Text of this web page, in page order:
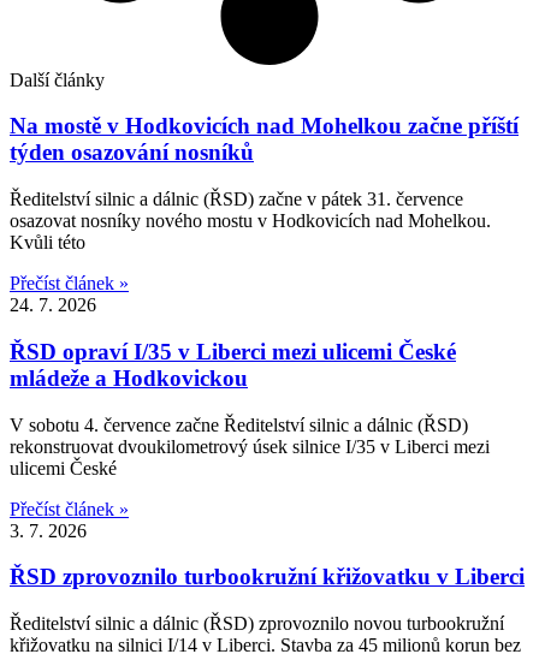
Další články
Na mostě v Hodkovicích nad Mohelkou začne příští
týden osazování nosníků
Ředitelství silnic a dálnic (ŘSD) začne v pátek 31. července
osazovat nosníky nového mostu v Hodkovicích nad Mohelkou.
Kvůli této
Přečíst článek »
24. 7. 2026
ŘSD opraví I/35 v Liberci mezi ulicemi České
mládeže a Hodkovickou
V sobotu 4. července začne Ředitelství silnic a dálnic (ŘSD)
rekonstruovat dvoukilometrový úsek silnice I/35 v Liberci mezi
ulicemi České
Přečíst článek »
3. 7. 2026
ŘSD zprovoznilo turbookružní křižovatku v Liberci
Ředitelství silnic a dálnic (ŘSD) zprovoznilo novou turbookružní
křižovatku na silnici I/14 v Liberci. Stavba za 45 milionů korun bez